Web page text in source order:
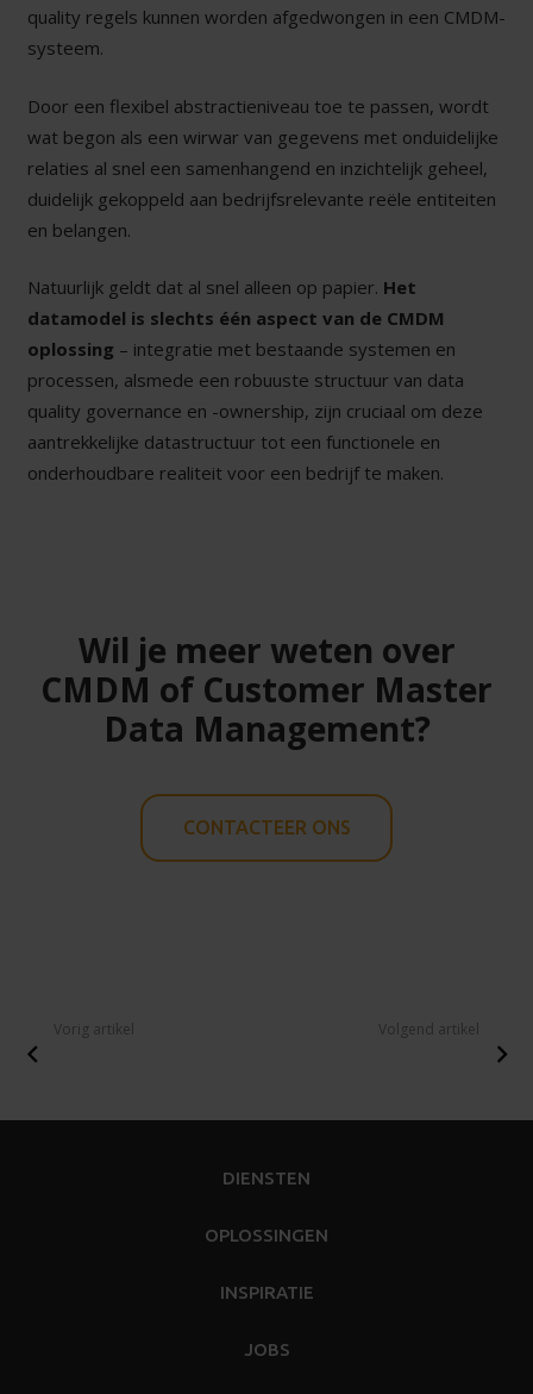
quality regels kunnen worden afgedwongen in een CMDM-
systeem.
Door een flexibel abstractieniveau toe te passen, wordt
wat begon als een wirwar van gegevens met onduidelijke
relaties al snel een samenhangend en inzichtelijk geheel,
duidelijk gekoppeld aan bedrijfsrelevante reële entiteiten
en belangen.
Natuurlijk geldt dat al snel alleen op papier. Het
datamodel is slechts één aspect van de CMDM
oplossing – integratie met bestaande systemen en
processen, alsmede een robuuste structuur van data
quality governance en -ownership, zijn cruciaal om deze
aantrekkelijke datastructuur tot een functionele en
onderhoudbare realiteit voor een bedrijf te maken.
Wil je meer weten over
CMDM of Customer Master
Data Management?
CONTACTEER ONS
Vorig artikel Volgend artikel
DIENSTEN
OPLOSSINGEN
INSPIRATIE
JOBS